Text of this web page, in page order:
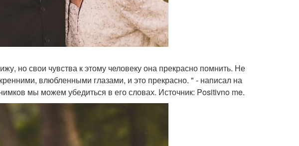
но свои чувства к этому человеку она прекрасно помнить. Не
влюбленными глазами, и это прекрасно. " - написал на
мы можем убедиться в его словах. Источник: Positivno me.